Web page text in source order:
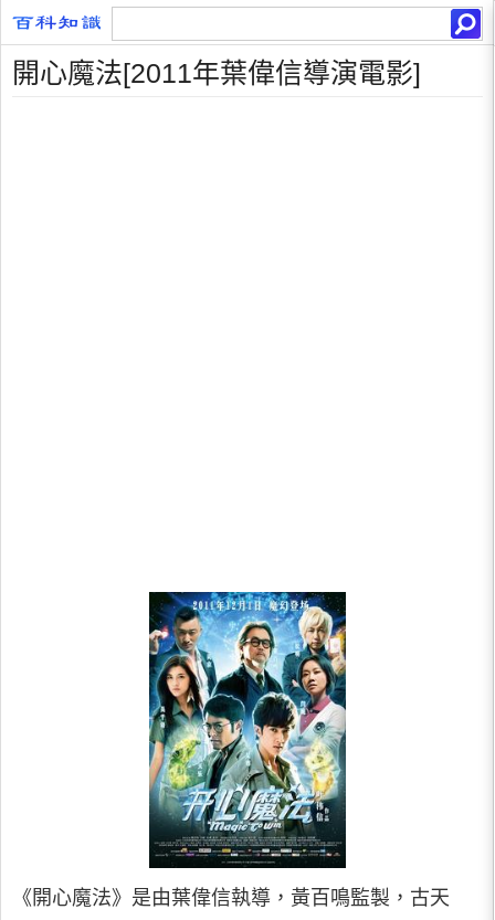
開心魔法[2011年葉偉信導演電影]
《開心魔法》是由葉偉信執導，黃百鳴監製，古天